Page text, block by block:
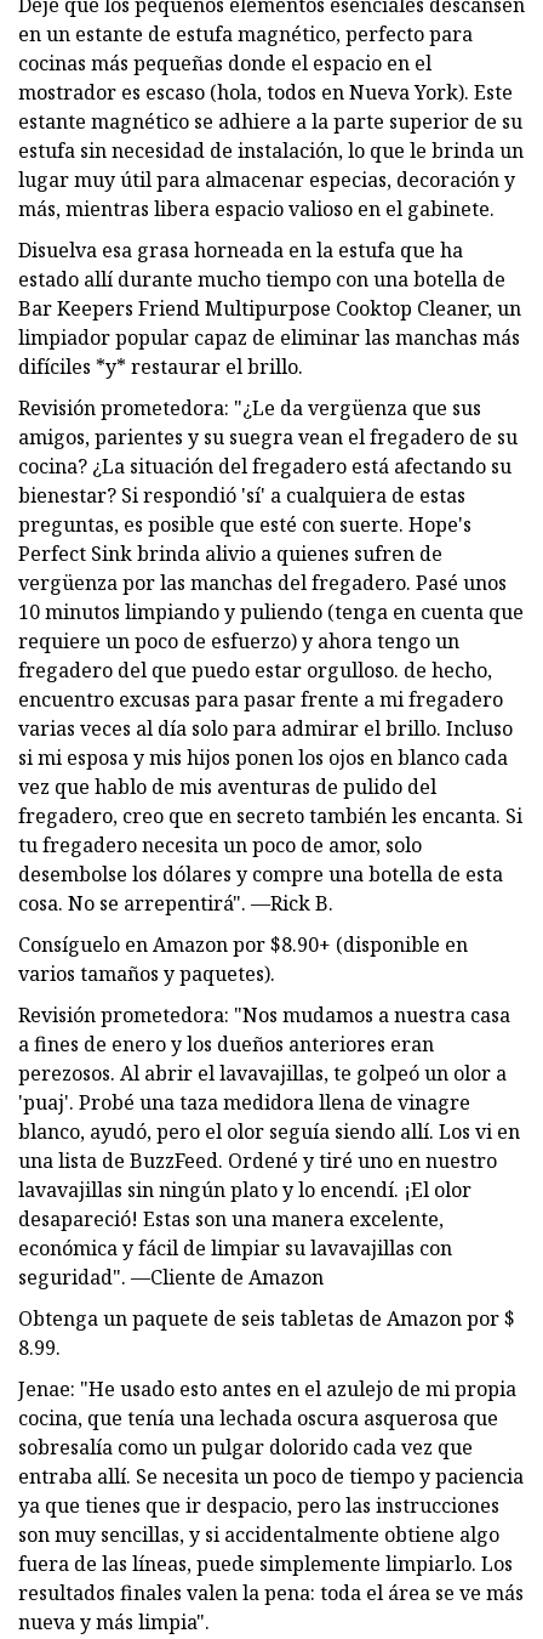
en un estante de estufa magnético, perfecto para
cocinas más pequeñas donde el espacio en el
mostrador es escaso (hola, todos en Nueva York). Este
estante magnético se adhiere a la parte superior de su
estufa sin necesidad de instalación, lo que le brinda un
lugar muy útil para almacenar especias, decoración y
más, mientras libera espacio valioso en el gabinete.
Disuelva esa grasa horneada en la estufa que ha
estado allí durante mucho tiempo con una botella de
Bar Keepers Friend Multipurpose Cooktop Cleaner, un
limpiador popular capaz de eliminar las manchas más
difíciles *y* restaurar el brillo.
Revisión prometedora: "¿Le da vergüenza que sus
amigos, parientes y su suegra vean el fregadero de su
cocina? ¿La situación del fregadero está afectando su
bienestar? Si respondió 'sí' a cualquiera de estas
preguntas, es posible que esté con suerte. Hope's
Perfect Sink brinda alivio a quienes sufren de
vergüenza por las manchas del fregadero. Pasé unos
10 minutos limpiando y puliendo (tenga en cuenta que
requiere un poco de esfuerzo) y ahora tengo un
fregadero del que puedo estar orgulloso. de hecho,
encuentro excusas para pasar frente a mi fregadero
varias veces al día solo para admirar el brillo. Incluso
si mi esposa y mis hijos ponen los ojos en blanco cada
vez que hablo de mis aventuras de pulido del
fregadero, creo que en secreto también les encanta. Si
tu fregadero necesita un poco de amor, solo
desembolse los dólares y compre una botella de esta
cosa. No se arrepentirá". —Rick B.
Consíguelo en Amazon por $8.90+ (disponible en
varios tamaños y paquetes).
Revisión prometedora: "Nos mudamos a nuestra casa
a fines de enero y los dueños anteriores eran
perezosos. Al abrir el lavavajillas, te golpeó un olor a
'puaj'. Probé una taza medidora llena de vinagre
blanco, ayudó, pero el olor seguía siendo allí. Los vi en
una lista de BuzzFeed. Ordené y tiré uno en nuestro
lavavajillas sin ningún plato y lo encendí. ¡El olor
desapareció! Estas son una manera excelente,
económica y fácil de limpiar su lavavajillas con
seguridad". —Cliente de Amazon
Obtenga un paquete de seis tabletas de Amazon por $
8.99.
Jenae: "He usado esto antes en el azulejo de mi propia
cocina, que tenía una lechada oscura asquerosa que
sobresalía como un pulgar dolorido cada vez que
entraba allí. Se necesita un poco de tiempo y paciencia
ya que tienes que ir despacio, pero las instrucciones
son muy sencillas, y si accidentalmente obtiene algo
fuera de las líneas, puede simplemente limpiarlo. Los
resultados finales valen la pena: toda el área se ve más
nueva y más limpia".